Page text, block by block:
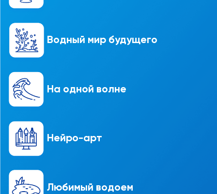
Водный мир будущего
Любимый водоем
На одной волне
Нейро-арт